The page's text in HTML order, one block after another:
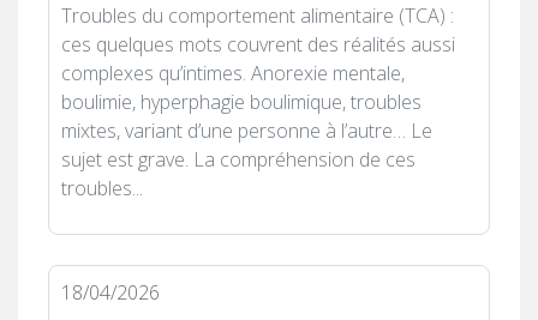
Troubles du comportement alimentaire (TCA) :
ces quelques mots couvrent des réalités aussi
complexes qu’intimes. Anorexie mentale,
boulimie, hyperphagie boulimique, troubles
mixtes, variant d’une personne à l’autre… Le
sujet est grave. La compréhension de ces
troubles...
18/04/2026